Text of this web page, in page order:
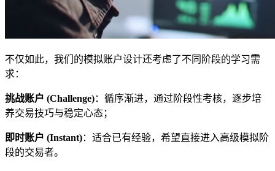
不仅如此，我们的模拟账户设计还考虑了不同阶段的学习需
求：
挑战账户 (Challenge)：循序渐进，通过阶段性考核，逐步培
养交易技巧与稳定心态；
即时账户 (Instant)：适合已有经验，希望直接进入高级模拟阶
段的交易者。